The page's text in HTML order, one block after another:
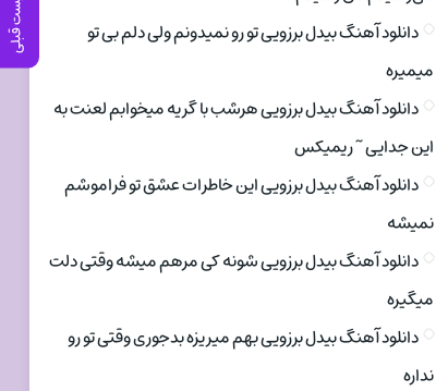
پست قبلی
دانلود آهنگ بیدل برزویی تو رو نمیدونم ولی دلم بی تو
میمیره
دانلود آهنگ بیدل برزویی هرشب با گریه میخوابم لعنت به
این جدایی ~ ریمیکس
دانلود آهنگ بیدل برزویی این خاطرات عشق تو فراموشم
نمیشه
دانلود آهنگ بیدل برزویی شونه کی مرهم میشه وقتی دلت
میگیره
دانلود آهنگ بیدل برزویی بهم میریزه بدجوری وقتی تو رو
نداره